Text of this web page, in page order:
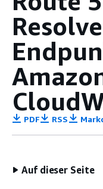
PDF RSS
Auf dieser Seite